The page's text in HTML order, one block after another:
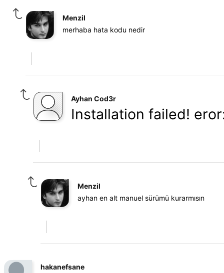
Menzil
merhaba hata kodu nedir
Ayhan Cod3r
Installation failed!
Menzil
ayhan en alt manuel sürümü kurarmısın
hakanefsane